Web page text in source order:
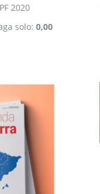
2020
solo: 0,00